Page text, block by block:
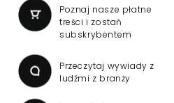
Poznaj nasze płatne
treści i zostań
subskrybentem
Przeczytaj wywiady z
ludźmi z branży